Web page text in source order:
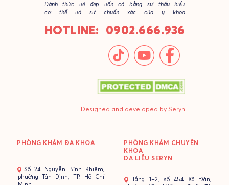
Đánh thức vẻ đẹp vốn có bằng sự thấu hiểu
cơ thể và sự chuẩn xác của y khoa
HOTLINE: 0902.666.936
Designed and developed by Seryn
PHÒNG KHÁM ĐA KHOA
- Số 24 Nguyễn Bỉnh Khiêm,
phường Tân Định, TP. Hồ Chí
PHÒNG KHÁM CHUYÊN
KHOA
DA LIỄU SERYN
- Tầng 1+2, số 454 Xã Đàn,